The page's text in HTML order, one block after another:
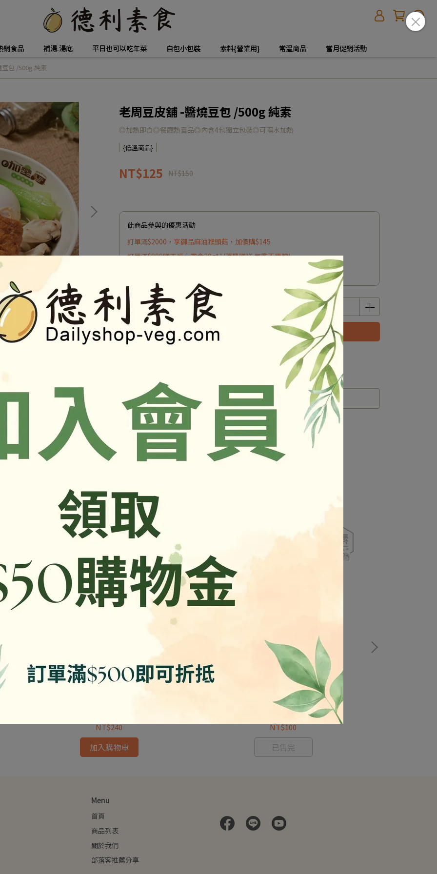
銷食品 補湯.湯底 平日也可以吃年菜 自包小包裝 素料{營業用} 常溫商品 當月促銷活動
包 /500g 純素
老周豆皮舖 -醬燒豆包 /500g 純素
◎加熱即食◎餐廳熱賣品◎內含4包獨立包裝◎可隔水加熱
{低溫商品}
NT$125 NT$150
此商品參與的優惠活動
訂單滿$2000，享御品麻油猴頭菇，加價購$145
訂單滿$999贈天福小零食30g*1(隨機贈送.每檻不累贈)
已售完，貨到通知我
實際包裝上標示為準
NT$240
加入購物車
輕鬆肉-割稻飯 /240g 純素
NT$100
已售完
Menu
首頁
商品列表
關於我們
部落客推薦分享